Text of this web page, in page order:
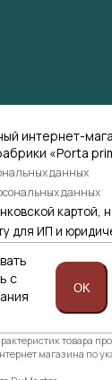
интернет-
«Porta
данных
данных
картой,
для ИП и
не является
товара
магазина по
с
OK